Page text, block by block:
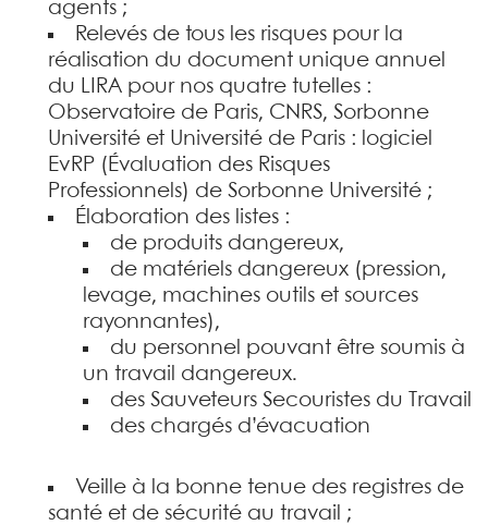
agents ;
Relevés de tous les risques pour la
réalisation du document unique annuel
du LIRA pour nos quatre tutelles :
Observatoire de Paris, CNRS, Sorbonne
Université et Université de Paris : logiciel
EvRP (Évaluation des Risques
Professionnels) de Sorbonne Université ;
Élaboration des listes :
de produits dangereux,
de matériels dangereux (pression,
levage, machines outils et sources
rayonnantes),
du personnel pouvant être soumis à
un travail dangereux.
des Sauveteurs Secouristes du Travail
des chargés d’évacuation
Veille à la bonne tenue des registres de
santé et de sécurité au travail ;